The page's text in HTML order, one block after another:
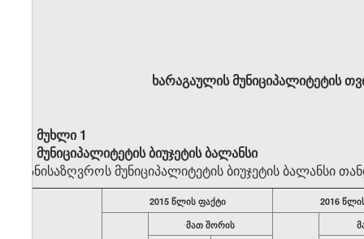
ხარაგაულის მუნიციპალიტეტის
მუხლი 1
მუნიციპალიტეტის ბიუჯეტის ბალანსი
განისაზღვროს მუნიციპალიტეტის ბიუჯეტის ბალანსი
2015 წლის ფაქტი 2016
მათ შორის